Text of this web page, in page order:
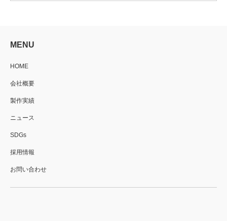
MENU
HOME
会社概要
製作実績
ニュース
SDGs
採用情報
お問い合わせ